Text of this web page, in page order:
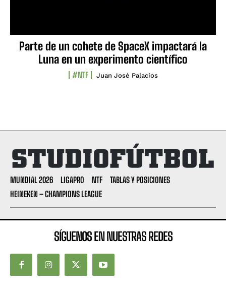
Parte de un cohete de SpaceX impactará la
Luna en un experimento científico
#NTF Juan José Palacios
MUNDIAL 2026 LIGAPRO NTF
TABLAS Y POSICIONES
HEINEKEN – CHAMPIONS LEAGUE
SÍGUENOS EN NUESTRAS REDES